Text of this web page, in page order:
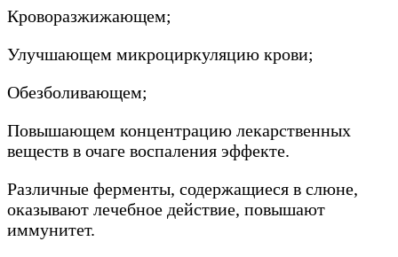
Кроворазжижающем;
Улучшающем микроциркуляцию крови;
Обезболивающем;
Повышающем концентрацию лекарственных
веществ в очаге воспаления эффекте.
Различные ферменты, содержащиеся в слюне,
оказывают лечебное действие, повышают
иммунитет.